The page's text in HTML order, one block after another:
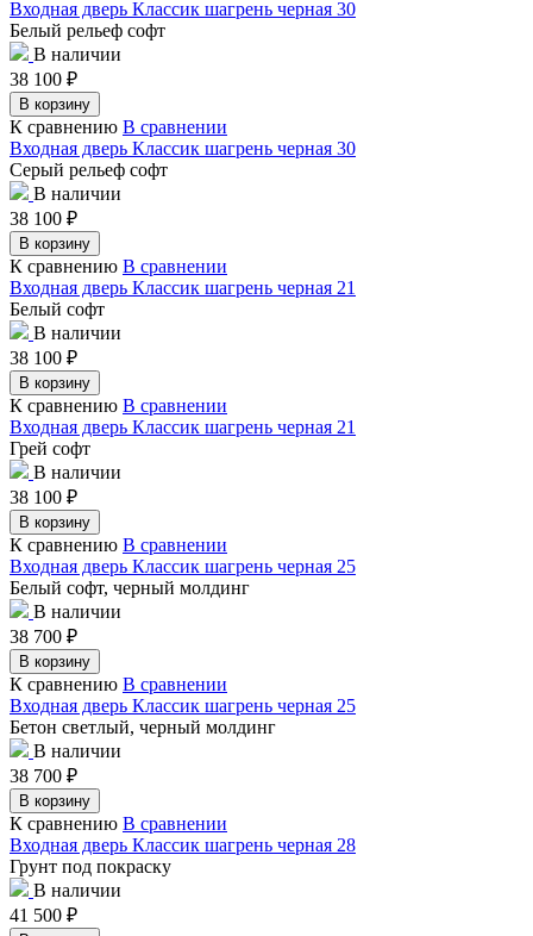
Входная дверь Классик шагрень черная 30
Белый рельеф софт
В наличии
38 100 ₽
В корзину
К сравнению В сравнении
Входная дверь Классик шагрень черная 30
Серый рельеф софт
В наличии
38 100 ₽
В корзину
К сравнению В сравнении
Входная дверь Классик шагрень черная 21
Белый софт
В наличии
38 100 ₽
В корзину
К сравнению В сравнении
Входная дверь Классик шагрень черная 21
Грей софт
В наличии
38 100 ₽
В корзину
К сравнению В сравнении
Входная дверь Классик шагрень черная 25
Белый софт, черный молдинг
В наличии
38 700 ₽
В корзину
К сравнению В сравнении
Входная дверь Классик шагрень черная 25
Бетон светлый, черный молдинг
В наличии
38 700 ₽
В корзину
К сравнению В сравнении
Входная дверь Классик шагрень черная 28
Грунт под покраску
В наличии
41 500 ₽